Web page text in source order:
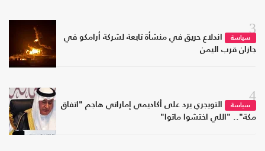
3
سياسة
اندلاع حريق في منشأة تابعة لشركة أرامكو في
جازان قرب اليمن
4
سياسة
التويجري يرد على أكاديمي إماراتي هاجم "اتفاق
مكة".. "اللي اختشوا ماتوا"